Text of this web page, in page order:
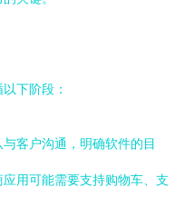
下阶段：
客户沟通，明确软件的目
用可能需要支持购物车、支